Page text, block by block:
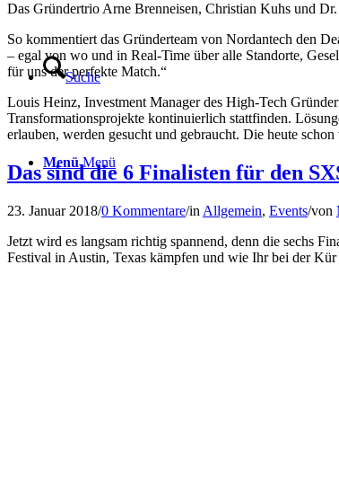
Suche
Menü Menü
Das Gründertrio Arne Brenneisen, Christian Kuhs und
So kommentiert das Gründerteam von Nordantech den
– egal von wo und in Real-Time über alle Standorte,
für uns der perfekte Match.“
Louis Heinz, Investment Manager des High-Tech
Transformationsprojekte kontinuierlich stattfinden.
erlauben, werden gesucht und gebraucht. Die heute
Das sind die 6 Finalisten für den
23. Januar 2018/0 Kommentare/in Allgemein, Events/von
Jetzt wird es langsam richtig spannend, denn die sechs
Festival in Austin, Texas kämpfen und wie Ihr bei der